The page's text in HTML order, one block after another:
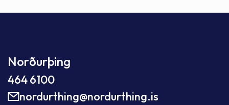
Norðurþing
464 6100
nordurthing@nordurthing.is